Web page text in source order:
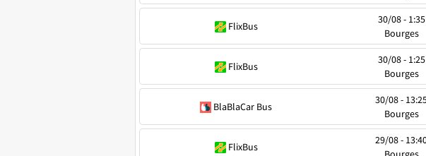
FlixBus
30/08 - 1:35
Bourges
FlixBus
30/08 - 1:25
Bourges
BlaBlaCar Bus
30/08 -
Bourges
FlixBus
29/08 -